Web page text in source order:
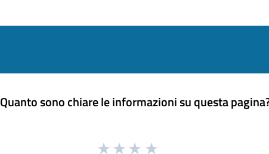
Quanto sono chiare le informazioni su questa